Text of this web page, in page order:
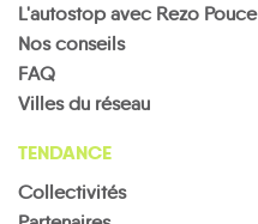
L'autostop avec Rezo Pouce
Nos conseils
FAQ
Villes du réseau
TENDANCE
Collectivités